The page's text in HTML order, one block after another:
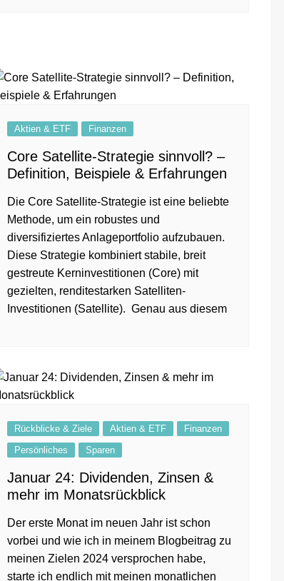
Aktien & ETF Finanzen
Core Satellite-Strategie sinnvoll? –
Definition, Beispiele & Erfahrungen
Die Core Satellite-Strategie ist eine beliebte
Methode, um ein robustes und
diversifiziertes Anlageportfolio aufzubauen.
Diese Strategie kombiniert stabile, breit
gestreute Kerninvestitionen (Core) mit
gezielten, renditestarken Satelliten-
Investitionen (Satellite). Genau aus diesem
Rückblicke & Ziele Aktien & ETF
Finanzen
Persönliches
Sparen
Januar 24: Dividenden, Zinsen &
mehr im Monatsrückblick
Der erste Monat im neuen Jahr ist schon
vorbei und wie ich in meinem Blogbeitrag zu
meinen Zielen 2024 versprochen habe,
starte ich endlich mit meinen monatlichen